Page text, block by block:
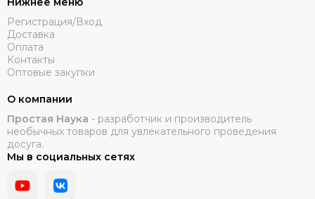
Регистрация/Вход
Доставка
Оплата
Контакты
Оптовые закупки
О компании
Простая Наука - разработчик и производитель
необычных товаров для увлекательного проведения
досуга.
Мы в социальных сетях